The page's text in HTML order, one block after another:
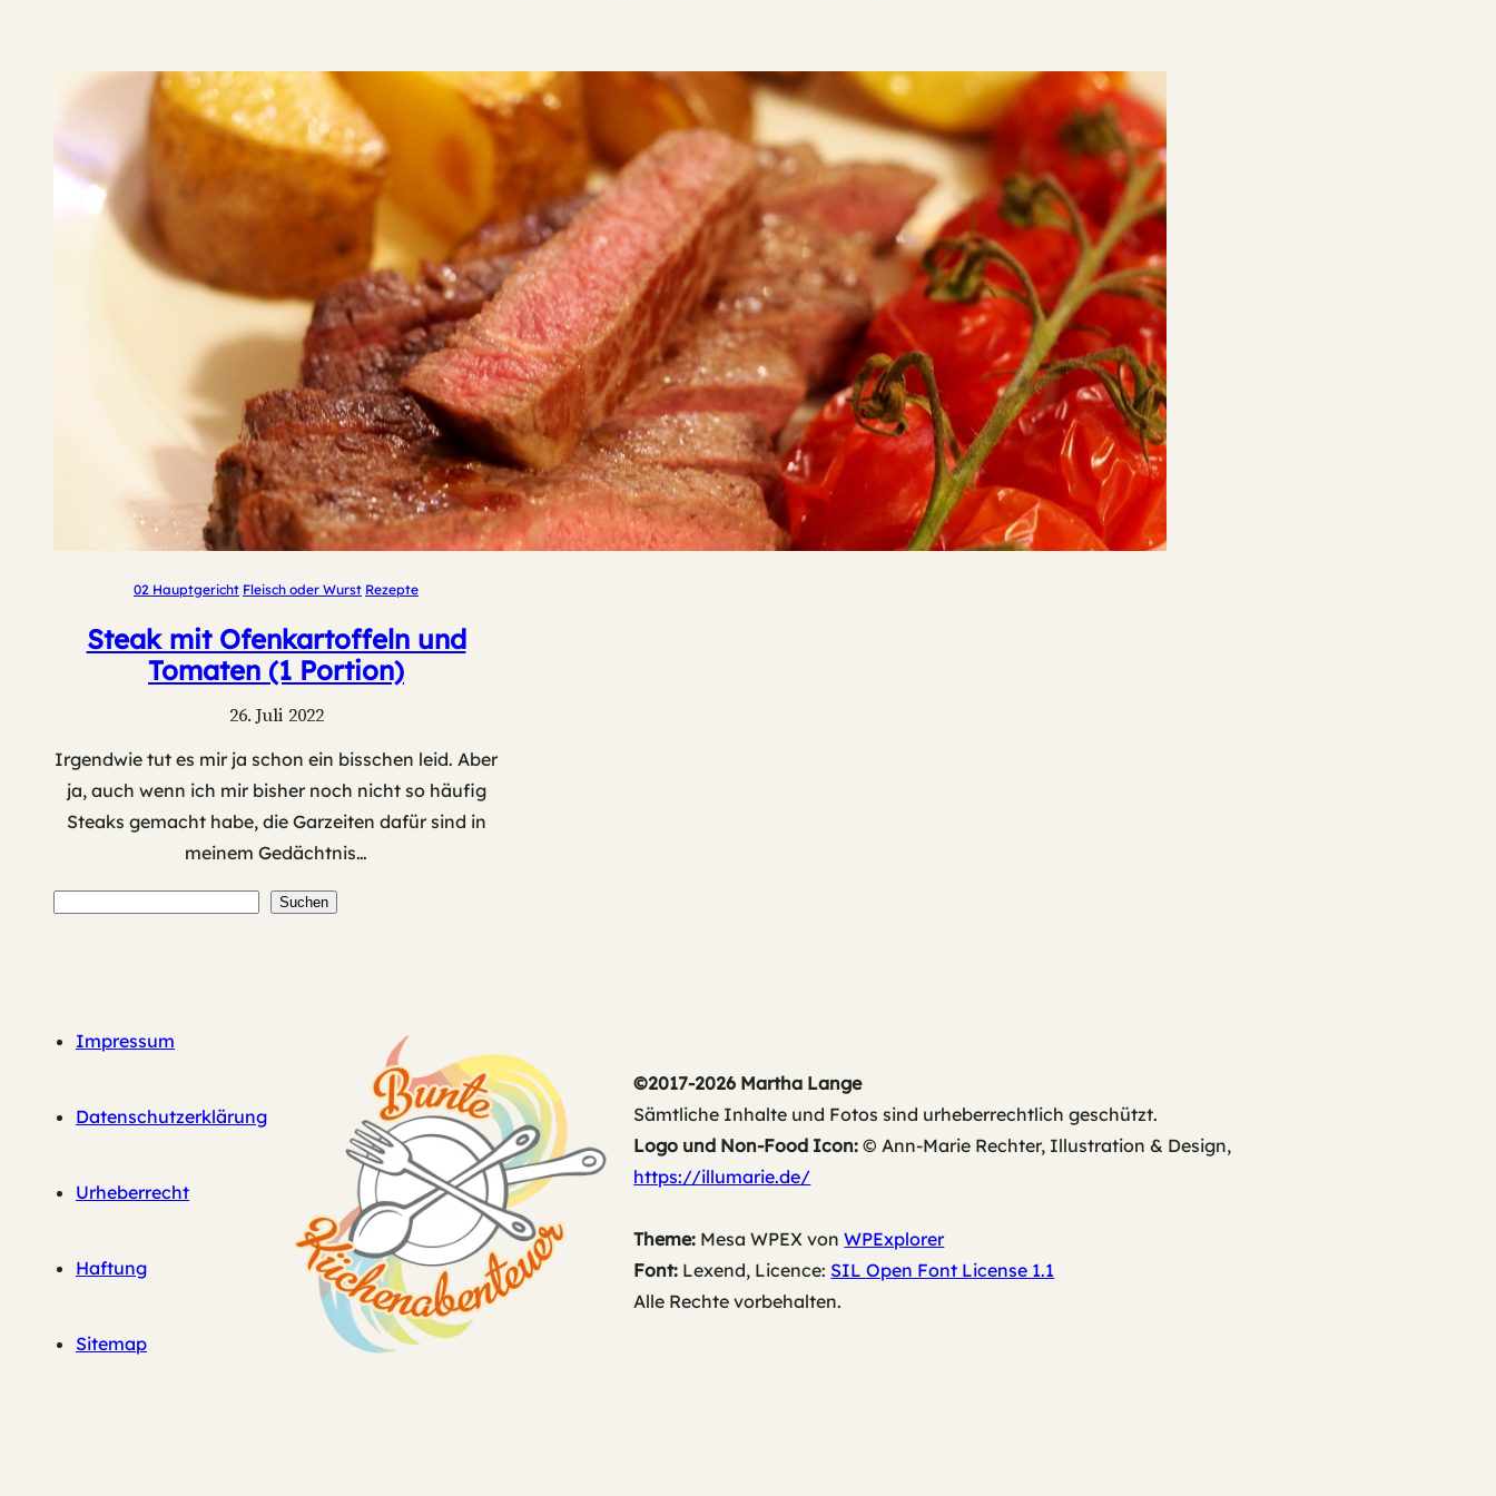
02 Hauptgericht Fleisch oder Wurst Rezepte
Steak mit Ofenkartoffeln und
Tomaten (1 Portion)
26. Juli 2022
Irgendwie tut es mir ja schon ein bisschen leid. Aber
ja, auch wenn ich mir bisher noch nicht so häufig
Steaks gemacht habe, die Garzeiten dafür sind in
meinem Gedächtnis…
Suchen
Impressum
Datenschutzerklärung
Urheberrecht
Haftung
Sitemap
©2017-2026 Martha Lange
Sämtliche Inhalte und Fotos sind urheberrechtlich geschützt.
Logo und Non-Food Icon: © Ann-Marie Rechter, Illustration & Design,
https://illumarie.de/
Theme: Mesa WPEX vonWPExplorer
Font: Lexend, Licence: SIL Open Font License 1.1
Alle Rechte vorbehalten.